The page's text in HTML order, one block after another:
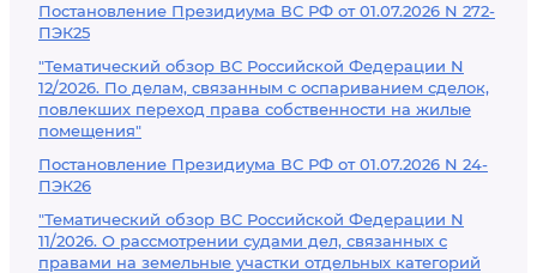
Постановление Президиума ВС РФ от 01.07.2026 N 272-
ПЭК25
"Тематический обзор ВС Российской Федерации N
12/2026. По делам, связанным с оспариванием сделок,
повлекших переход права собственности на жилые
помещения"
Постановление Президиума ВС РФ от 01.07.2026 N 24-
ПЭК26
"Тематический обзор ВС Российской Федерации N
11/2026. О рассмотрении судами дел, связанных с
правами на земельные участки отдельных категорий